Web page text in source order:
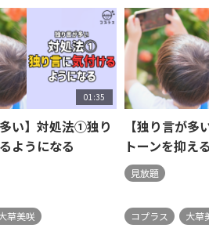
01:35
多い】対処法①独り
ようになる
草美咲
【独り言が
トーンを抑え
見放題
コプラス 大草